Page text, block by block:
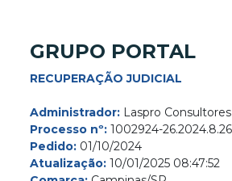
GRUPO PORTAL
RECUPERAÇÃO JUDICIAL
Administrador: Laspro
Processo nº: 1002924-
Pedido: 01/10/2024
Atualização: 10/01/2025 08:47:52